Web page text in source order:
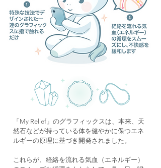
「My Relief」のグラフィックスは、本来、天
然石などが持っている体を健やかに保つエネ
ルギーの原理に基づき開発されました。
これらが、経絡を流れる気血（エネルギー）